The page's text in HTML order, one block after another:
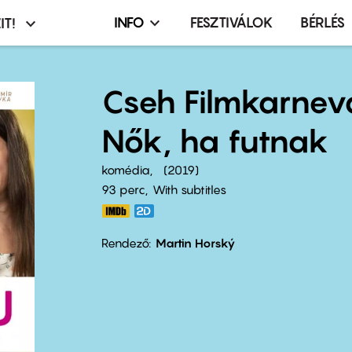
Infó,
terembérlés
menü
INFO FESZTIVÁLOK BÉRLÉS
Cseh
Nők, ha futnak
komédia
2019
93 perc,
With subtitles
Rendező Martin Horský